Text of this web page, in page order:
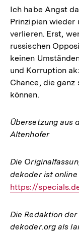
Ich habe Angst
Prinzipien wieder
verlieren. Erst,
russischen
keinen
und Korruption
Chance, die
können.
Übersetzung aus
Altenhofer
Die
dekoder ist
https://
Die Redaktion
dekoder.org als